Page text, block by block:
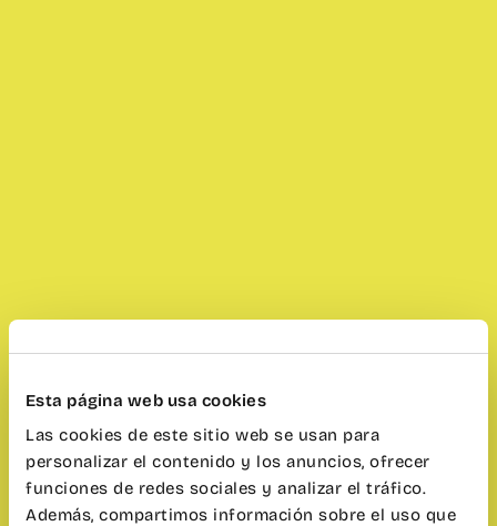
Esta página web usa cookies
Las cookies de este sitio web se usan para
personalizar el contenido y los anuncios, ofrecer
funciones de redes sociales y analizar el tráfico.
Además, compartimos información sobre el uso que